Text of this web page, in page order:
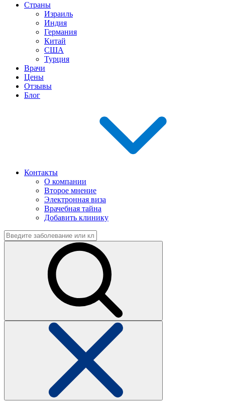
Страны
Израиль
Индия
Германия
Китай
США
Турция
Врачи
Цены
Отзывы
Блог
Контакты
О компании
Второе мнение
Электронная виза
Врачебная тайна
Добавить клинику